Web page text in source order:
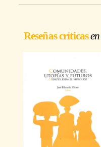
Reseñas críticas